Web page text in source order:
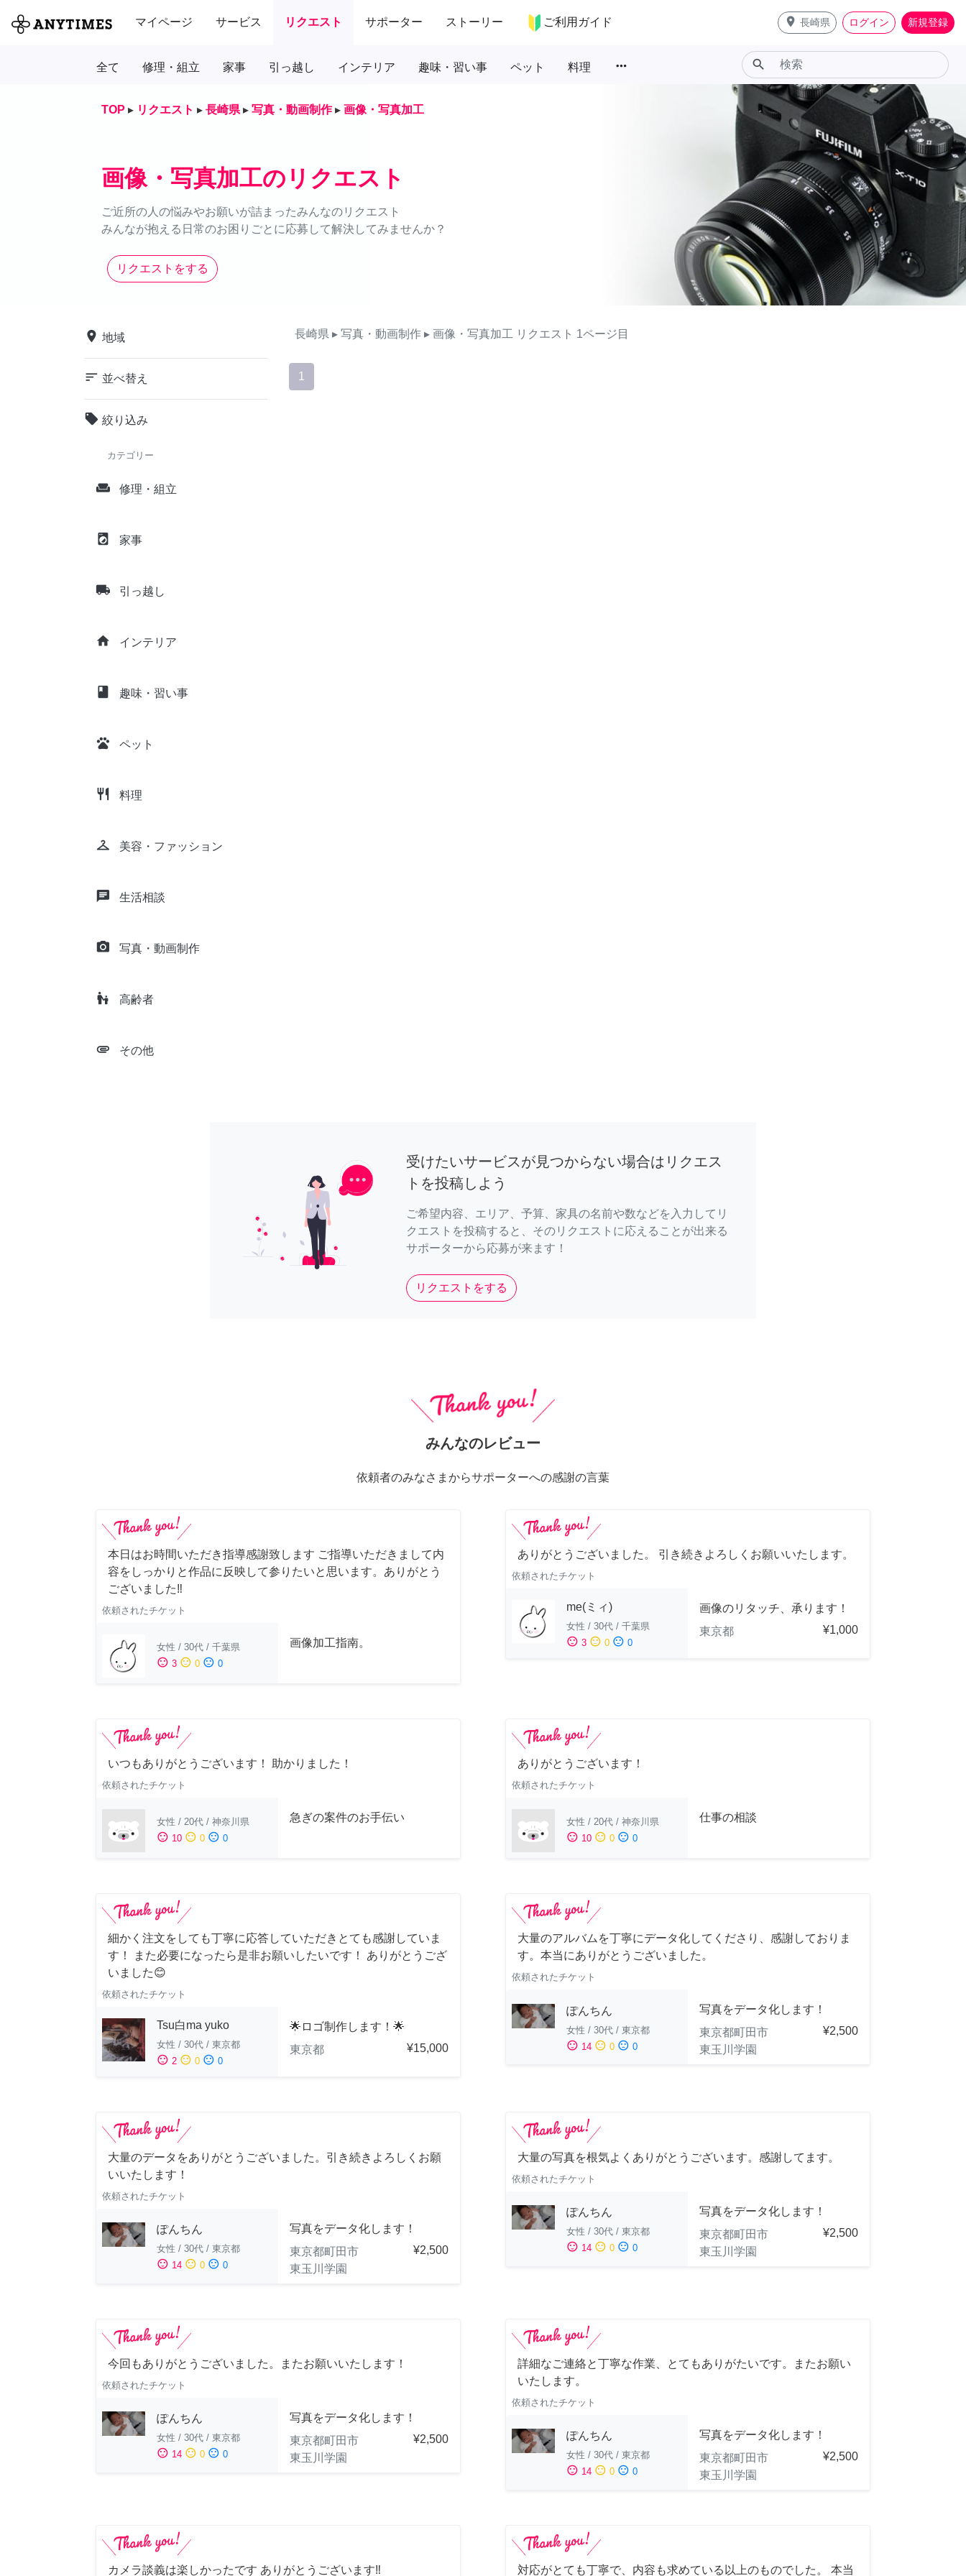
マイページ サービス リクエスト サポーター ストーリー ご利用ガイド place 長崎県 ログイン 新規登録
全て 修理・組立 家事 引っ越し インテリア 趣味・習い事 ペット 料理 more_horiz search
TOP ▸ リクエスト ▸ 長崎県 ▸ 写真・動画制作 ▸ 画像・写真加工
画像・写真加工のリクエスト
ご近所の人の悩みやお願いが詰まったみんなのリクエスト
みんなが抱える日常のお困りごとに応募して解決してみませんか？
リクエストをする
place 地域
sort 並べ替え
local_offer 絞り込み
カテゴリー
weekend 修理・組立
local_laundry_service 家事
local_shipping 引っ越し
home インテリア
class 趣味・習い事
pets ペット
restaurant 料理
checkroom 美容・ファッション
chat 生活相談
camera_alt 写真・動画制作
escalator_warning 高齢者
attachment その他
長崎県 ▸ 写真・動画制作 ▸ 画像・写真加工 リクエスト 1ページ目
1
受けたいサービスが見つからない場合はリクエス
トを投稿しよう
ご希望内容、エリア、予算、家具の名前や数などを入力してリ
クエストを投稿すると、そのリクエストに応えることが出来る
サポーターから応募が来ます！
リクエストをする
みんなのレビュー
依頼者のみなさまからサポーターへの感謝の言葉
本日はお時間いただき指導感謝致します ご指導いただきまして内
容をしっかりと作品に反映して参りたいと思います。ありがとう
ございました‼️
依頼されたチケット
女性 / 30代 / 千葉県
sentiment_satisfied 3 sentiment_neutral 0 sentiment_dissatisfied 0
画像加工指南。
ありがとうございました。 引き続きよろしくお願いいたします。
依頼されたチケット
me(ミィ)
女性 / 30代 / 千葉県
sentiment_satisfied 3 sentiment_neutral 0 sentiment_dissatisfied 0
画像のリタッチ、承ります！
東京都
¥1,000
いつもありがとうございます！ 助かりました！
依頼されたチケット
女性 / 20代 / 神奈川県
sentiment_satisfied 10 sentiment_neutral 0 sentiment_dissatisfied 0
急ぎの案件のお手伝い
ありがとうございます！
依頼されたチケット
女性 / 20代 / 神奈川県
sentiment_satisfied 10 sentiment_neutral 0 sentiment_dissatisfied 0
仕事の相談
細かく注文をしても丁寧に応答していただきとても感謝していま
す！ また必要になったら是非お願いしたいです！ ありがとうござ
いました😊
依頼されたチケット
Tsu白ma yuko
女性 / 30代 / 東京都
sentiment_satisfied 2 sentiment_neutral 0 sentiment_dissatisfied 0
🌟ロゴ制作します！🌟
東京都
¥15,000
大量のアルバムを丁寧にデータ化してくださり、感謝しておりま
す。本当にありがとうございました。
依頼されたチケット
ぽんちん
女性 / 30代 / 東京都
sentiment_satisfied 14 sentiment_neutral 0 sentiment_dissatisfied 0
写真をデータ化します！
東京都町田市
東玉川学園
¥2,500
大量のデータをありがとうございました。引き続きよろしくお願
いいたします！
依頼されたチケット
ぽんちん
女性 / 30代 / 東京都
sentiment_satisfied 14 sentiment_neutral 0 sentiment_dissatisfied 0
写真をデータ化します！
東京都町田市
東玉川学園
¥2,500
大量の写真を根気よくありがとうございます。感謝してます。
依頼されたチケット
ぽんちん
女性 / 30代 / 東京都
sentiment_satisfied 14 sentiment_neutral 0 sentiment_dissatisfied 0
写真をデータ化します！
東京都町田市
東玉川学園
¥2,500
今回もありがとうございました。またお願いいたします！
依頼されたチケット
ぽんちん
女性 / 30代 / 東京都
sentiment_satisfied 14 sentiment_neutral 0 sentiment_dissatisfied 0
写真をデータ化します！
東京都町田市
東玉川学園
¥2,500
詳細なご連絡と丁寧な作業、とてもありがたいです。またお願い
いたします。
依頼されたチケット
ぽんちん
女性 / 30代 / 東京都
sentiment_satisfied 14 sentiment_neutral 0 sentiment_dissatisfied 0
写真をデータ化します！
東京都町田市
東玉川学園
¥2,500
カメラ談義は楽しかったです ありがとうございます‼️ 対応がとても丁寧で、内容も求めている以上のものでした。 本当